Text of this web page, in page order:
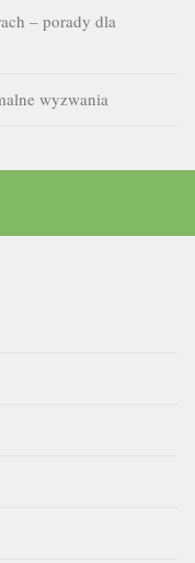
– porady dla
wyzwania